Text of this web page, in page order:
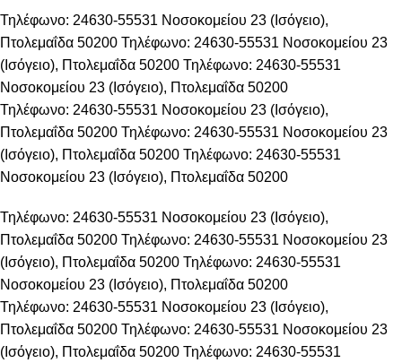
Τηλέφωνο: 24630-55531 Νοσοκομείου 23 (Ισόγειο),
Πτολεμαΐδα 50200 Τηλέφωνο: 24630-55531 Νοσοκομείου 23
(Ισόγειο), Πτολεμαΐδα 50200 Τηλέφωνο: 24630-55531
Νοσοκομείου 23 (Ισόγειο), Πτολεμαΐδα 50200
Τηλέφωνο: 24630-55531 Νοσοκομείου 23 (Ισόγειο),
Πτολεμαΐδα 50200 Τηλέφωνο: 24630-55531 Νοσοκομείου 23
(Ισόγειο), Πτολεμαΐδα 50200 Τηλέφωνο: 24630-55531
Νοσοκομείου 23 (Ισόγειο), Πτολεμαΐδα 50200
Τηλέφωνο: 24630-55531 Νοσοκομείου 23 (Ισόγειο),
Πτολεμαΐδα 50200 Τηλέφωνο: 24630-55531 Νοσοκομείου 23
(Ισόγειο), Πτολεμαΐδα 50200 Τηλέφωνο: 24630-55531
Νοσοκομείου 23 (Ισόγειο), Πτολεμαΐδα 50200
Τηλέφωνο: 24630-55531 Νοσοκομείου 23 (Ισόγειο),
Πτολεμαΐδα 50200 Τηλέφωνο: 24630-55531 Νοσοκομείου 23
(Ισόγειο), Πτολεμαΐδα 50200 Τηλέφωνο: 24630-55531